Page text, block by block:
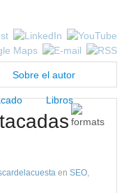
Sobre el autor
Libros
en SEO,